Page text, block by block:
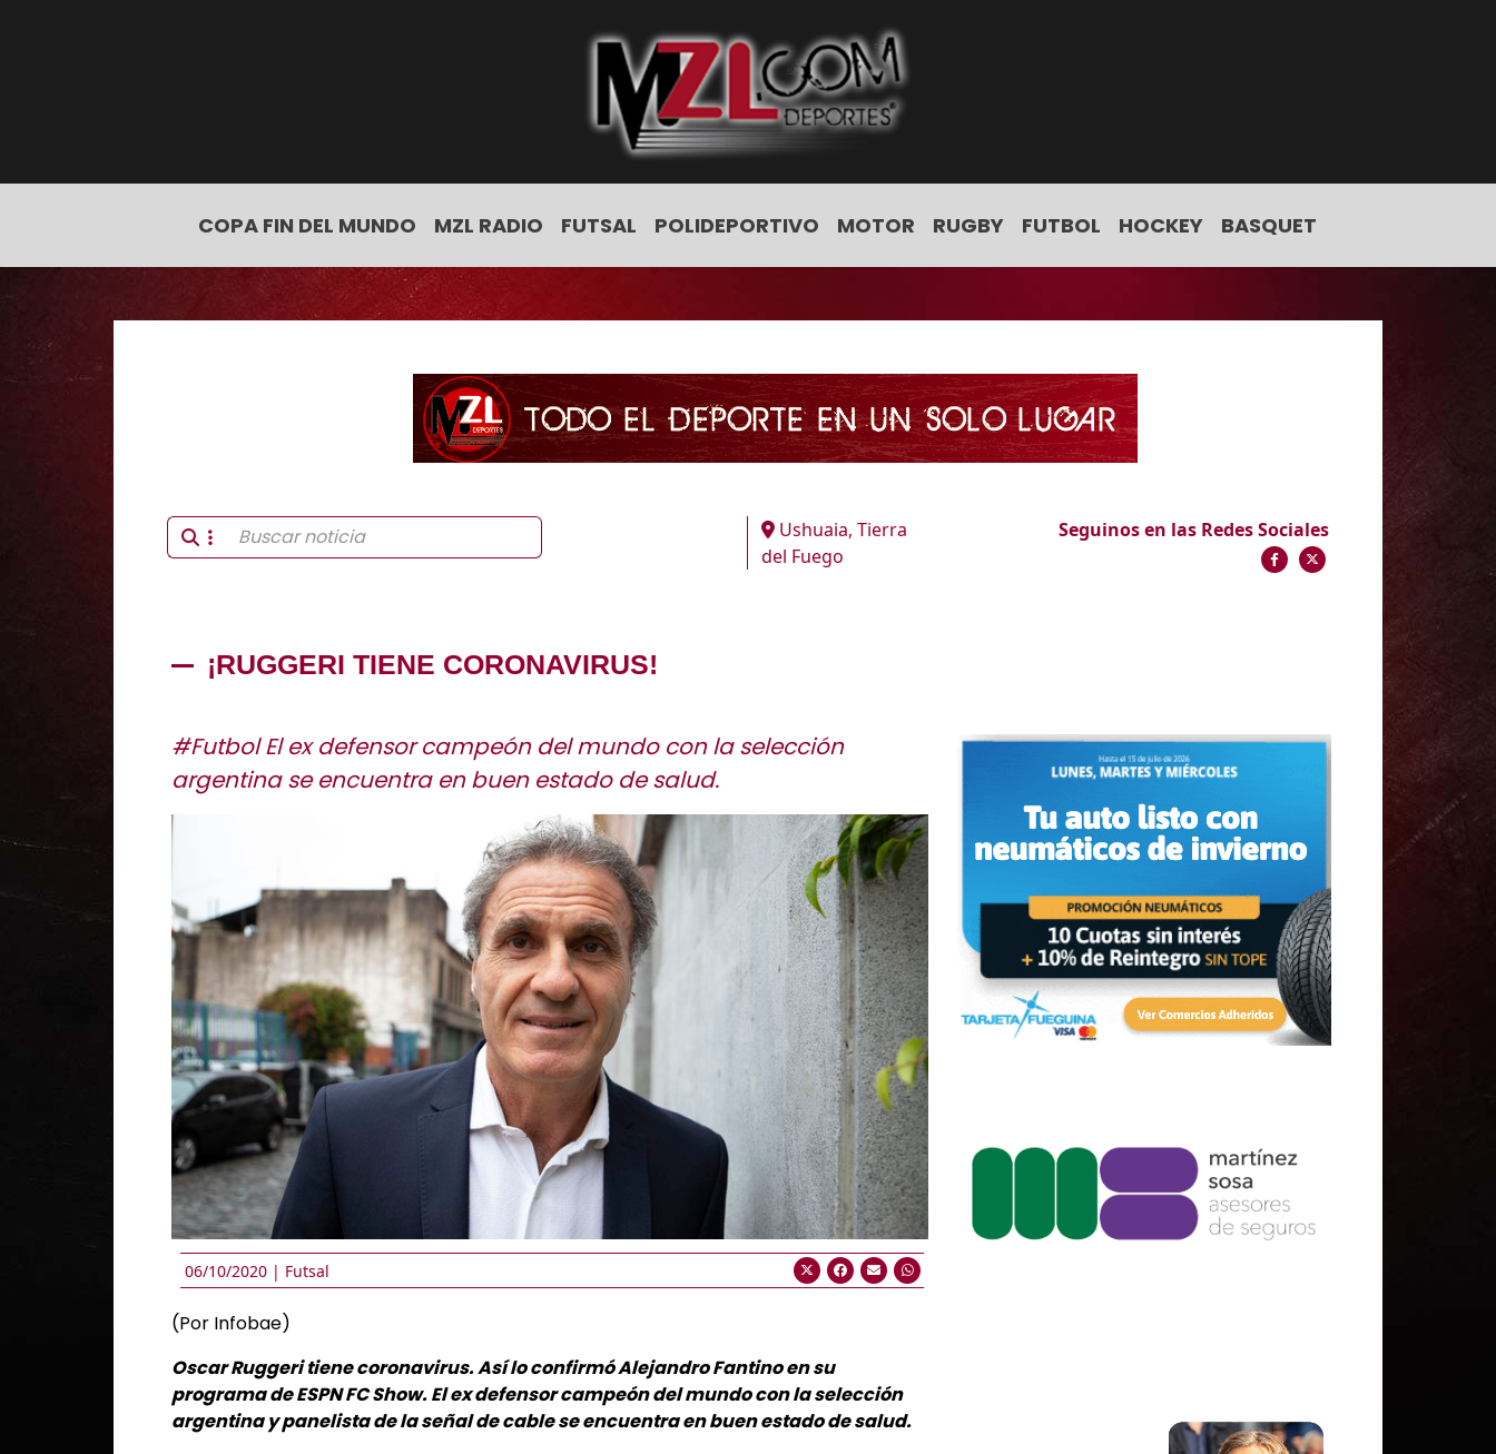
COPA FIN DEL MUNDO MZL RADIO FUTSAL POLIDEPORTIVO MOTOR RUGBY FUTBOL HOCKEY BASQUET
Ushuaia, Tierra
del Fuego
Seguinos en las Redes Sociales
¡RUGGERI TIENE CORONAVIRUS!
#Futbol El ex defensor campeón del mundo con la selección
argentina se encuentra en buen estado de salud.
06/10/2020 | Futsal
(Por Infobae)
Oscar Ruggeri tiene coronavirus. Así lo confirmó Alejandro Fantino en su
programa de ESPN FC Show. El ex defensor campeón del mundo con la selección
argentina y panelista de la señal de cable se encuentra en buen estado de salud.